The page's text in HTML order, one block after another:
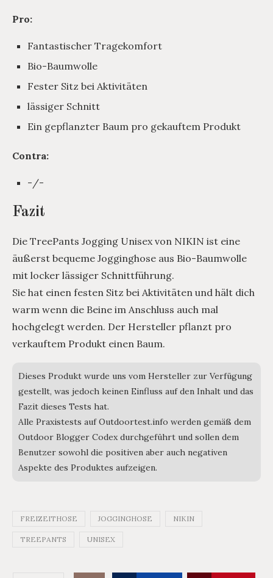
Pro:
Fantastischer Tragekomfort
Bio-Baumwolle
Fester Sitz bei Aktivitäten
lässiger Schnitt
Ein gepflanzter Baum pro gekauftem Produkt
Contra:
-/-
Fazit
Die TreePants Jogging Unisex von NIKIN ist eine
äußerst bequeme Jogginghose aus Bio-Baumwolle
mit locker lässiger Schnittführung.
Sie hat einen festen Sitz bei Aktivitäten und hält dich
warm wenn die Beine im Anschluss auch mal
hochgelegt werden. Der Hersteller pflanzt pro
verkauftem Produkt einen Baum.
Dieses Produkt wurde uns vom Hersteller zur Verfügung
gestellt, was jedoch keinen Einfluss auf den Inhalt und das
Fazit dieses Tests hat.
Alle Praxistests auf Outdoortest.info werden gemäß dem
Outdoor Blogger Codex durchgeführt und sollen dem
Benutzer sowohl die positiven aber auch negativen
Aspekte des Produktes aufzeigen.
FREIZEITHOSE JOGGINGHOSE NIKIN
TREEPANTS UNISEX